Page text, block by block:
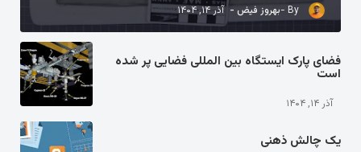
بهروز فیض آذر ۱۴, ۱۴۰۴
فضای پارک ایستگاه بین المللی فضایی پر شده
است
آذر ۱۴, ۱۴۰۴
یک چالش ذهنی